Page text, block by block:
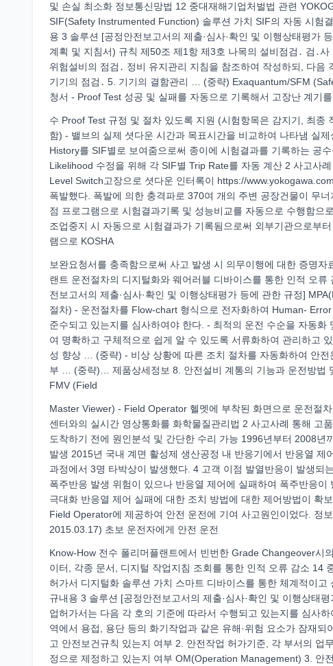
및 손실 최소화 정보통신망법 12 중대재해기업처벌법 관련
SIF(Safety Instrumented Function) 솔루션 가치 SIF의 자동 시험
용 3 솔루션 [공정안전보고서의 제출·심사·확인 및 이행상태평가
계획 및 지침서) 규칙 제50조 제1항 제3호 나목의 설비점검․ 검․
위험설비의 점검․ 정비 유지관리 지침을 참조하여 작성하되, 다
기기의 점검․ 5. 기기의 결함관리 … (중략) Exaquantum/SFM
청서 - Proof Test 성공 및 실패를 자동으로 기록해서 고장난 계기
수 Proof Test 규정 및 절차 있도록 지원 (시험항목은 감지기, 최종
함) - 밸브의 실제 셧다운 시간과 목표시간을 비교하여 나타냄 실
History를 SIF별로 보여줌으로써 종이에 시험결과를 기록하는 공
Likelihood 수정을 위해 각 SIF별 Trip Rate를 자동 계산 2 사고사
Level Switch고장으로 셧다운 인터록이 https://
폭발했다. 폭발에 의한 충격파로 370여 개의 주변 공장건물이 무
점 프로그램으로 시험결과기록 및 성능비교를 자동으로 수행함으
조업중지 시 자동으로 시험결과가 기록됨으로써 외부기관으로부
램으로 KOSHA
보완요청서를 충족함으로써 사고 발생 시 의무이행에 대한 증명
랜트 운전절차의 디지털화와 웨어러블 디바이스를 통한 인적 오
전보고서의 제출·심사·확인 및 이행상태평가 등에 관한 규정]
절차) - 운전절차를 Flow-chart 형식으로 전자화하여 Human-
준수되고 있는지를 심사하여야 한다. - 최적의 운전 수순을 자동
여 명확하고 구체적으로 쉽게 알 수 있도록 서류화하여 관리하고
성 향상 … (중략) - 비상 상황에 따른 조치 절차를 자동화하여 안
부 … (중략)… 제품상세정보 8. 안전설비 계통의 기능과 운전방법
FMV (Field
Master Viewer) - Field Operator 헬멧에 부착된 화면으로 운전절
센터와의 실시간 영상통화를 화학물질관리법 2 사고사례 통해 고
도착하기 전에 원인분석 및 간단한 수리 가능 1996년부터 2008
발생 2015년 국내 계면 활성제 생산공정 내 반응기에서 반응열
과정에서 3명 타박상이 발생했다. 4 고객 이점 발열반응이 발생되
폭주반응 발생 위험이 있으나 반응열 제어에 실패하여 폭주반응
극대화 반응열 제어 실패에 대한 조치 방법에 대한 제어방법이 확
Field Operator에 제공하여 안전 운전에 기여 사고원인이었다. 정
2015.03.17) 초보 운전자에게 안전 운전
Know-How 전수 폴리머플랜트에서 빈번한 Grade Changeover시
이터, 각종 문서, 디지털 작업지침 조회를 통한 인적 오류 감소 14
허가서 디지털화 솔루션 가치 스마트 디바이스를 통한 체계적이
규내용 3 솔루션 [공정안전보고서의 제출·심사·확인 및 이행상태
업허가서는 다음 각 호의 기준에 따라서 수행되고 있는지를 심사
역에서 용접, 용단 등의 화기작업과 같은 유해·위험 요소가 잠재
고 안전보건규칙 있는지 여부 2. 안전작업 허가기준, 각 부서의 업
정으로 제정하고 있는지 여부 OM(Operation Management) 3. 안